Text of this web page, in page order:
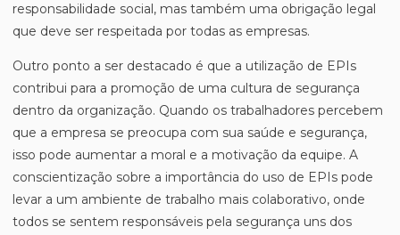
responsabilidade social, mas também uma obrigação legal
que deve ser respeitada por todas as empresas.
Outro ponto a ser destacado é que a utilização de EPIs
contribui para a promoção de uma cultura de segurança
dentro da organização. Quando os trabalhadores percebem
que a empresa se preocupa com sua saúde e segurança,
isso pode aumentar a moral e a motivação da equipe. A
conscientização sobre a importância do uso de EPIs pode
levar a um ambiente de trabalho mais colaborativo, onde
todos se sentem responsáveis pela segurança uns dos